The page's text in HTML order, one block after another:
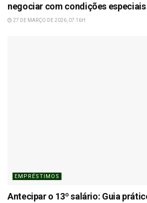
negociar com condições especiais
27 DE MARÇO DE 2026, 07:16H
EMPRÉSTIMOS
Antecipar o 13º salário: Guia